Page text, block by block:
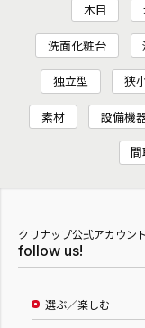
木目
洗面化粧台
独立型 狭
素材 設備機
間
クリナップ公式アカウント
follow us!
選ぶ／楽しむ